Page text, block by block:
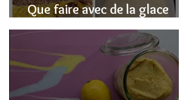
Que faire avec de la glace
fondue? J'ai la SOLUTION!